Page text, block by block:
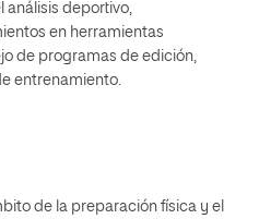
análisis deportivo,
en herramientas
de programas de edición,
entrenamiento.
de la preparación física y el